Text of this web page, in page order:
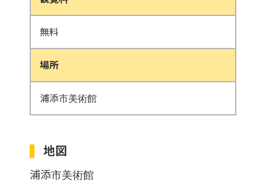
無料
場所
浦添市美術館
地図
浦添市美術館